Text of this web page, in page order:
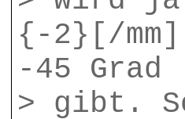
{-2}[/mm]
-45 Grad
> gibt.